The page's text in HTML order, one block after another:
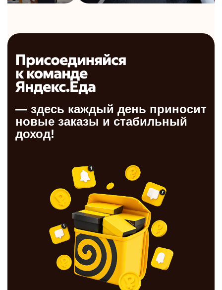
— здесь каждый день приносит
новые заказы и стабильный
доход!